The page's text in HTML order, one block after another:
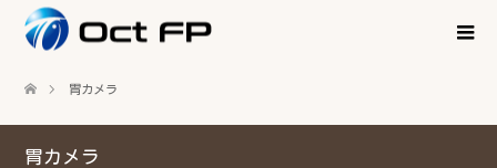
胃カメラ
胃カメラ